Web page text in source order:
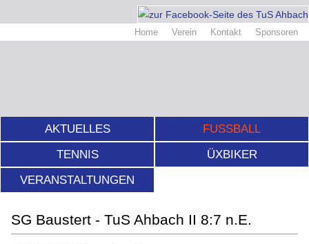
Home Verein Kontakt Sponsoren
AKTUELLES
FUSSBALL
TENNIS
ÜXBIKER
VERANSTALTUNGEN
SG Baustert - TuS Ahbach II 8:7 n.E.